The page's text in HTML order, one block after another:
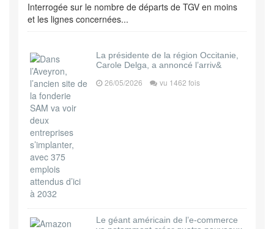
Interrogée sur le nombre de départs de TGV en moins
et les lignes concernées...
La présidente de la région Occitanie,
Carole Delga, a annoncé l’arriv&
26/05/2026 vu 1462 fois
Le géant américain de l’e-commerce